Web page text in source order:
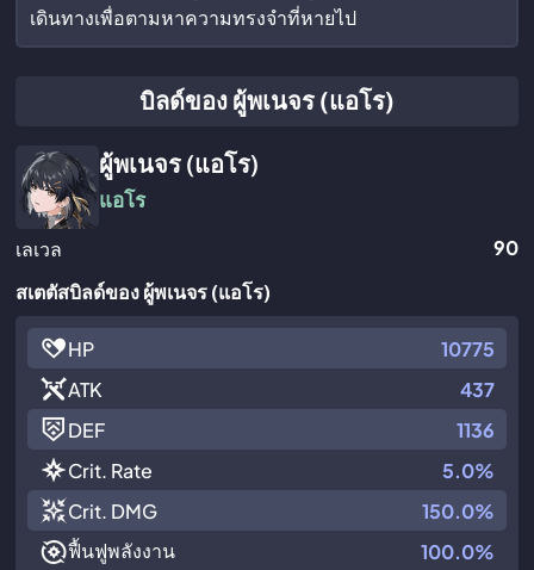
เดินทางเพื่อตามหาความทรงจำที่หายไป
บิลด์ของ ผู้พเนจร (แอโร)
ผู้พเนจร (แอโร)
แอโร
เลเวล
90
สเตตัสบิลด์ของ ผู้พเนจร (แอโร)
HP
10775
ATK
437
DEF
1136
Crit. Rate
5.0%
Crit. DMG
150.0%
ฟื้นฟูพลังงาน
100.0%